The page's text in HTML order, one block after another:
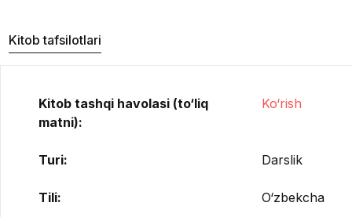
Kitob tafsilotlari
Kitob tashqi havolasi (to‘liq
matni):
Ko‘rish
Turi: Darslik
Tili: O‘zbekcha